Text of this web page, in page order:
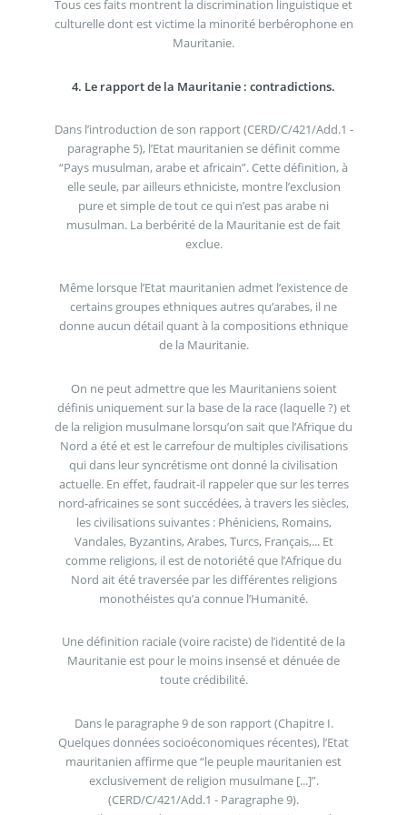
Tous ces faits montrent la discrimination linguistique et
culturelle dont est victime la minorité berbérophone en
Mauritanie.
4. Le rapport de la Mauritanie : contradictions.
Dans l’introduction de son rapport (CERD/C/421/Add.1 -
paragraphe 5), l’Etat mauritanien se définit comme
“Pays musulman, arabe et africain”. Cette définition, à
elle seule, par ailleurs ethniciste, montre l’exclusion
pure et simple de tout ce qui n’est pas arabe ni
musulman. La berbérité de la Mauritanie est de fait
exclue.
Même lorsque l’Etat mauritanien admet l’existence de
certains groupes ethniques autres qu’arabes, il ne
donne aucun détail quant à la compositions ethnique
de la Mauritanie.
On ne peut admettre que les Mauritaniens soient
définis uniquement sur la base de la race (laquelle ?) et
de la religion musulmane lorsqu’on sait que l’Afrique du
Nord a été et est le carrefour de multiples civilisations
qui dans leur syncrétisme ont donné la civilisation
actuelle. En effet, faudrait-il rappeler que sur les terres
nord-africaines se sont succédées, à travers les siècles,
les civilisations suivantes : Phéniciens, Romains,
Vandales, Byzantins, Arabes, Turcs, Français,... Et
comme religions, il est de notoriété que l’Afrique du
Nord ait été traversée par les différentes religions
monothéistes qu’a connue l’Humanité.
Une définition raciale (voire raciste) de l’identité de la
Mauritanie est pour le moins insensé et dénuée de
toute crédibilité.
Dans le paragraphe 9 de son rapport (Chapitre I.
Quelques données socioéconomiques récentes), l’Etat
mauritanien affirme que “le peuple mauritanien est
exclusivement de religion musulmane [...]”.
(CERD/C/421/Add.1 - Paragraphe 9).